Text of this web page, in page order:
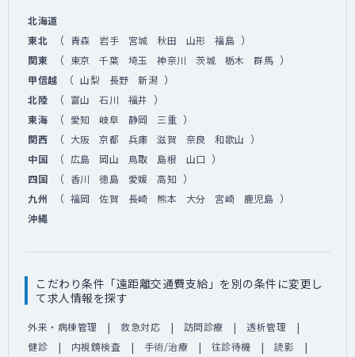
北海道
東北
（ 青森 岩手 宮城 秋田 山形 福島 ）
関東 （ 東京 千葉 埼玉 神奈川 茨城 栃木 群馬 ）
甲信越 （ 山梨 長野 新潟 ）
北陸 （ 富山 石川 福井 ）
東海 （ 愛知 岐阜 静岡 三重 ）
関西 （ 大阪 京都 兵庫 滋賀 奈良 和歌山 ）
中国 （ 広島 岡山 鳥取 島根 山口 ）
四国 （ 香川 徳島 愛媛 高知 ）
九州 （ 福岡 佐賀 長崎 熊本 大分 宮崎 鹿児島 ）
沖縄
こだわり条件「遠距離交通費支給」を別の条件に変更し
て求人情報を探す
外来・病棟管理 救急対応 訪問診療
透析管理
健診
内視鏡検査 手術/治療 往診待機
読影